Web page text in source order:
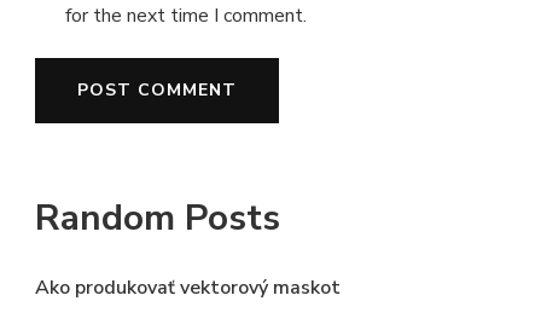
for the next time I comment.
Random Posts
Ako produkovať vektorový maskot